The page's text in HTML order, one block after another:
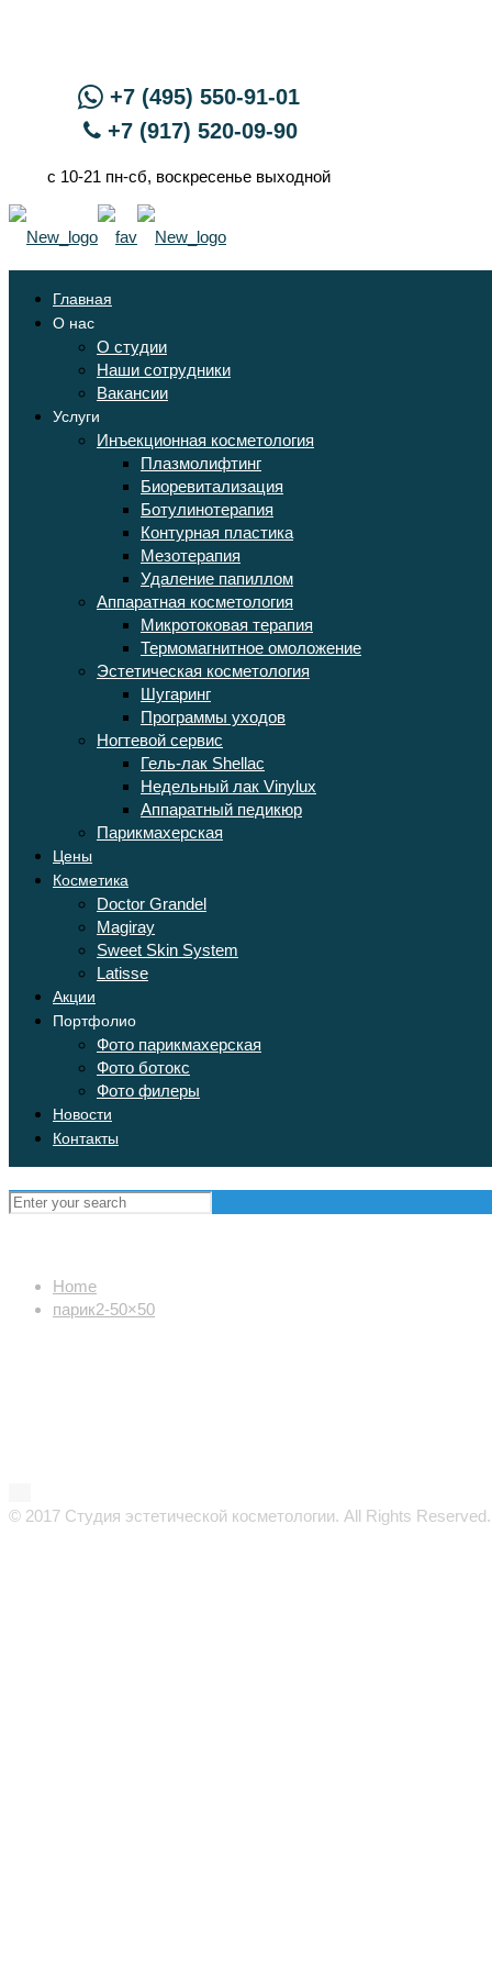
+7 (495) 550-91-01
+7 (917) 520-09-90
с 10-21 пн-сб, воскресенье выходной
Главная
О нас
О студии
Наши сотрудники
Вакансии
Услуги
Инъекционная косметология
Плазмолифтинг
Биоревитализация
Ботулинотерапия
Контурная пластика
Мезотерапия
Удаление папиллом
Аппаратная косметология
Микротоковая терапия
Термомагнитное омоложение
Эстетическая косметология
Шугаринг
Программы уходов
Ногтевой сервис
Гель-лак Shellac
Недельный лак Vinylux
Аппаратный педикюр
Парикмахерская
Цены
Косметика
Doctor Grandel
Magiray
Sweet Skin System
Latisse
Акции
Портфолио
Фото парикмахерская
Фото ботокс
Фото филеры
Новости
Контакты
Home
парик2-50×50
© 2017 Студия эстетической косметологии. All Rights Reserved.